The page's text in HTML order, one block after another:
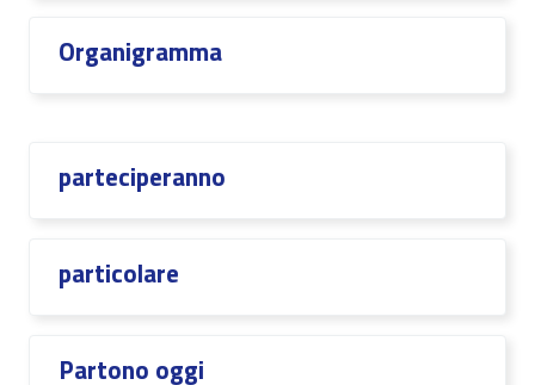
Organigramma
parteciperanno
particolare
Partono oggi